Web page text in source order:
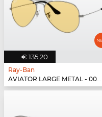
€ 135,20
Ray-Ban
AVIATOR LARGE METAL - 004/R6